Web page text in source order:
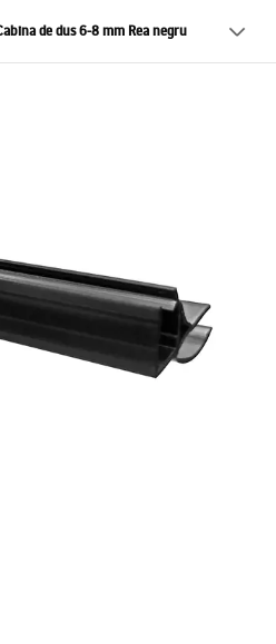
de dus 6-8 mm Rea negru